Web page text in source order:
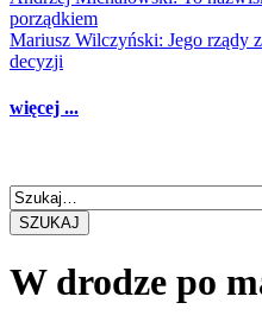
porządkiem
Mariusz Wilczyński: Jego rządy
decyzji
więcej ...
SZUKAJ
W drodze po